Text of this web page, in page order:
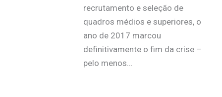
recrutamento e seleção de
quadros médios e superiores, o
ano de 2017 marcou
definitivamente o fim da crise –
pelo menos…